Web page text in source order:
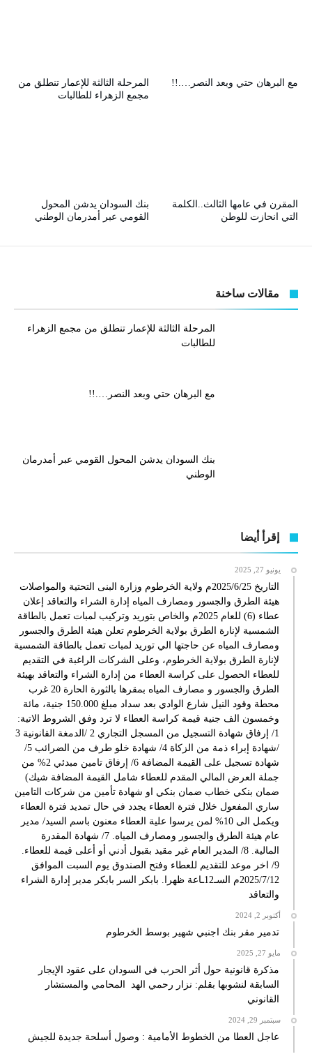
المرحلة الثالثة للإعمار تنطلق من
مجمع الزهراء للطالبات
مع البرهان حتي وبعد النصر….!!
بنك السودان يدشن المحول
القومي عبر أمدرمان الوطني
المقرن في عامها الثالث..الكلمة
التي انحازت للوطن
مقالات ساخنة
المرحلة الثالثة للإعمار تنطلق من مجمع الزهراء
للطالبات
مع البرهان حتي وبعد النصر….!!
بنك السودان يدشن المحول القومي عبر أمدرمان
الوطني
إقرأ أيضا
يونيو 27, 2025
التاريخ 2025/6/25م ولاية الخرطوم وزارة البنى التحتية والمواصلات
هيئة الطرق والجسور ومصارف المياه إدارة الشراء والتعاقد إعلان
عطاء (6) للعام 2025م والخاص بتوريد وتركيب لمبات تعمل بالطاقة
الشمسية لإنارة الطرق بولاية الخرطوم تعلن هيئة الطرق والجسور
ومصارف المياه عن حاجتها الي توريد لمبات تعمل بالطاقة الشمسية
لإنارة الطرق بولاية الخرطوم، وعلى الشركات الراغبة في التقديم
للعطاء الحصول على كراسة العطاء من إدارة الشراء والتعاقد بهيئة
الطرق والجسور و مصارف المياه بمقرها بالثورة الحارة 20 غرب
محطة وقود النيل شارع الوادي بعد سداد مبلغ 150.000 جنية، مائة
وخمسون الف جنية قيمة كراسة العطاء لا ترد وفق الشروط الاتية:
1/ إرفاق شهادة التسجيل من المسجل التجاري 2 /الدمغة القانونية 3
/شهادة إبراء ذمة من الزكاة 4/ شهادة خلو طرف من الضرائب 5/
شهادة تسجيل على القيمة المضافة 6/ إرفاق تامين مبدئي 2% من
جملة العرض المالي المقدم للعطاء شامل القيمة المضافة شيك)
ضمان بنكي خطاب ضمان بنكي او شهادة تأمين من شركات التامين
ساري المفعول خلال فترة العطاء يجدد في حال تمديد فترة العطاء
ويكمل الى 10% لمن يرسوا علية العطاء معنون باسم السيد/ مدير
عام هيئة الطرق والجسور ومصارف المياه. 7/ شهادة المقدرة
المالية. 8/ المدير العام غير مقيد بقبول أدني أو أعلى قيمة للعطاء.
9/ اخر موعد للتقديم للعطاء وفتح الصندوق يوم السبت الموافق
2025/7/12م السـ12ـاعة ظهرا. بابكر السر بابكر مدير إدارة الشراء
والتعاقد
أكتوبر 2, 2024
تدمير مقر بنك اجنبي شهير بوسط الخرطوم
مايو 27, 2025
مذكرة قانونية حول أثر الحرب في السودان على عقود الإيجار
السابقة لنشوبها بقلم: نزار رحمي الهد المحامي والمستشار
القانوني
سبتمبر 29, 2024
عاجل العطا من الخطوط الأمامية : وصول أسلحة جديدة للجيش